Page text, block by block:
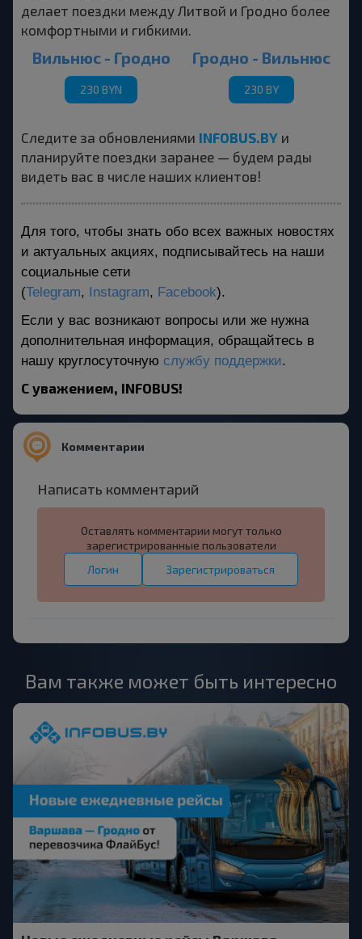
делает поездки между Литвой и Гродно более
комфортными и гибкими.
Вильнюс - Гродно
230 BYN
Гродно - Вильнюс
230 BY
Следите за обновлениями INFOBUS.BY и
планируйте поездки заранее — будем рады
видеть вас в числе наших клиентов!
Для того, чтобы знать обо всех важных новостях
и актуальных акциях, подписывайтесь на наши
социальные сети
(Telegram, Instagram, Facebook).
Если у вас возникают вопросы или же нужна
дополнительная информация, обращайтесь в
нашу круглосуточную службу поддержки.
С уважением, INFOBUS!
Комментарии
Написать комментарий
Оставлять комментарии могут только
зарегистрированные пользователи
Логин
Зарегистрироваться
Вам также может быть интересно